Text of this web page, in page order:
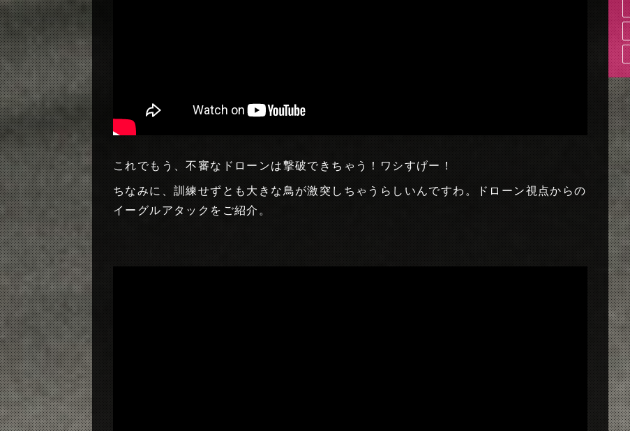
これでもう、不審なドローンは撃破できちゃう！ワシすげー！
ちなみに、訓練せずとも大きな鳥が激突しちゃうらしいんですわ。ドローン視点からの
イーグルアタックをご紹介。